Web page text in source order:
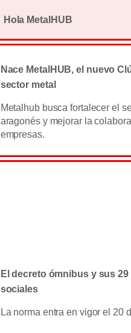
Hola MetalHUB
Nace MetalHUB, el nuevo
sector metal
Metalhub busca fortalecer el
aragonés y mejorar la
empresas.
El decreto ómnibus y sus
sociales
La norma entra en vigor el 20